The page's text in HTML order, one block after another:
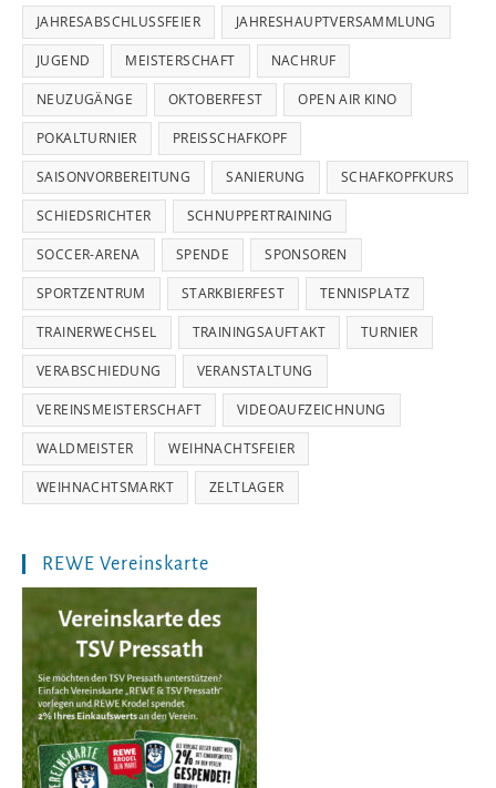
JAHRESABSCHLUSSFEIER JAHRESHAUPTVERSAMMLUNG
JUGEND MEISTERSCHAFT NACHRUF
NEUZUGÄNGE OKTOBERFEST OPEN AIR KINO
POKALTURNIER PREISSCHAFKOPF
SAISONVORBEREITUNG SANIERUNG SCHAFKOPFKURS
SCHIEDSRICHTER SCHNUPPERTRAINING
SOCCER-ARENA SPENDE SPONSOREN
SPORTZENTRUM STARKBIERFEST TENNISPLATZ
TRAINERWECHSEL TRAININGSAUFTAKT TURNIER
VERABSCHIEDUNG VERANSTALTUNG
VEREINSMEISTERSCHAFT VIDEOAUFZEICHNUNG
WALDMEISTER WEIHNACHTSFEIER
WEIHNACHTSMARKT ZELTLAGER
REWE Vereinskarte